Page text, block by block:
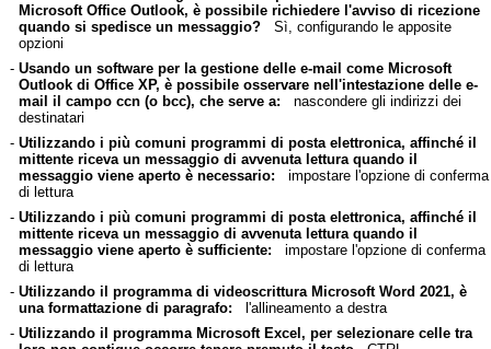
Microsoft Office Outlook, è possibile richiedere l'avviso di ricezione
quando si spedisce un messaggio?Sì, configurando le apposite
opzioni
- Usando un software per la gestione delle e-mail come Microsoft
Outlook di Office XP, è possibile osservare nell'intestazione delle e-
mail il campo ccn (o bcc), che serve a: nascondere gli indirizzi dei
destinatari
- Utilizzando i più comuni programmi di posta elettronica, affinché il
mittente riceva un messaggio di avvenuta lettura quando il
messaggio viene aperto è necessario: impostare l'opzione di conferma
di lettura
- Utilizzando i più comuni programmi di posta elettronica, affinché il
mittente riceva un messaggio di avvenuta lettura quando il
messaggio viene aperto è sufficiente: impostare l'opzione di conferma
di lettura
- Utilizzando il programma di videoscrittura Microsoft Word 2021, è
una formattazione di paragrafo: l'allineamento a destra
- Utilizzando il programma Microsoft Excel, per selezionare celle tra